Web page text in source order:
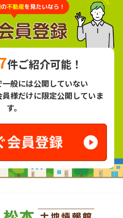
件ご紹介可能！
般には公開していない
員様だけに限定公開していま
す。